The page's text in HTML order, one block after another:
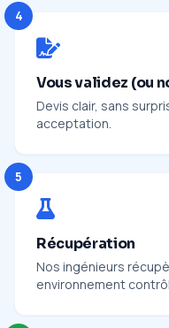
4
Vous validez (ou
Devis clair, sans
acceptation.
5
Récupération
Nos ingénieurs
environnement